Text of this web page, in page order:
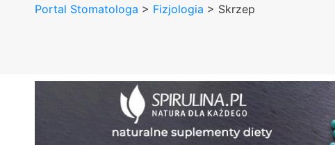
Portal Stomatologa > Fizjologia > Skrzep